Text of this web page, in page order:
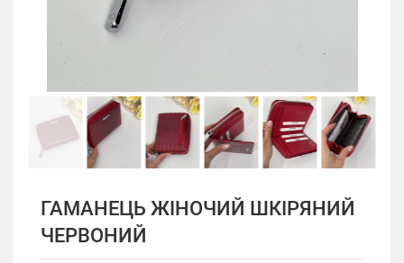
ГАМАНЕЦЬ ЖІНОЧИЙ ШКІРЯНИЙ
ЧЕРВОНИЙ